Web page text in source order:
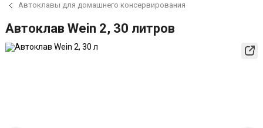
Автоклавы для домашнего консервирования
Автоклав Wein 2, 30 литров